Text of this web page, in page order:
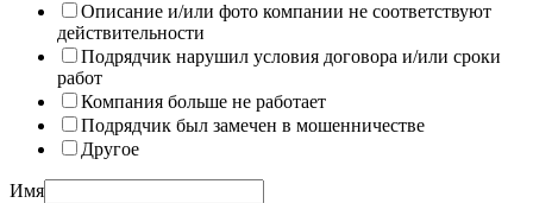
Описание и/или фото компании не соответствуют
действительности
Подрядчик нарушил условия договора и/или сроки
работ
Компания больше не работает
Подрядчик был замечен в мошенничестве
Другое
Имя